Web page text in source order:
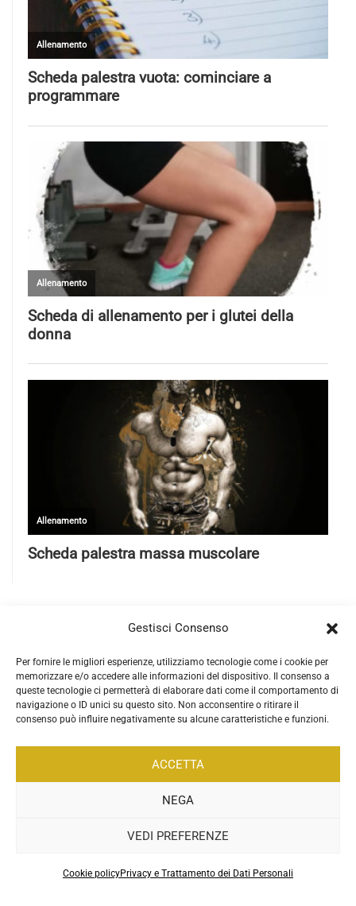
Gestisci Consenso
Per fornire le migliori esperienze, utilizziamo tecnologie come i cookie per
memorizzare e/o accedere alle informazioni del dispositivo. Il consenso a
queste tecnologie ci permetterà di elaborare dati come il comportamento di
navigazione o ID unici su questo sito. Non acconsentire o ritirare il
consenso può influire negativamente su alcune caratteristiche e funzioni.
ACCETTA
NEGA
VEDI PREFERENZE
Cookie policyPrivacy e Trattamento dei Dati Personali